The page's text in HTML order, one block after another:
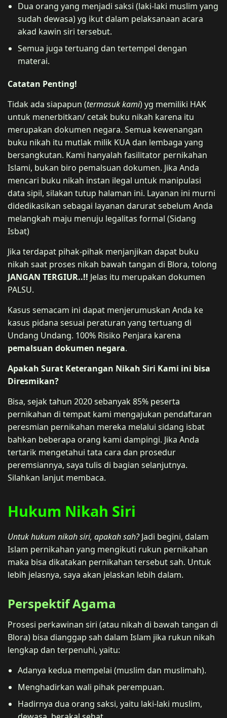
Dua orang yang menjadi saksi (laki-laki muslim yang
sudah dewasa) yg ikut dalam pelaksanaan acara
akad kawin siri tersebut.
Semua juga tertuang dan tertempel dengan
materai.
Catatan Penting!
Tidak ada siapapun (termasuk kami) yg memiliki HAK
untuk menerbitkan/ cetak buku nikah karena itu
merupakan dokumen negara. Semua kewenangan
buku nikah itu mutlak milik KUA dan lembaga yang
bersangkutan. Kami hanyalah fasilitator pernikahan
Islami, bukan biro pemalsuan dokumen. Jika Anda
mencari buku nikah instan ilegal untuk manipulasi
data sipil, silakan tutup halaman ini. Layanan ini murni
didedikasikan sebagai layanan darurat sebelum Anda
melangkah maju menuju legalitas formal (Sidang
Isbat)
Jika terdapat pihak-pihak menjanjikan dapat buku
nikah saat proses nikah bawah tangan di Blora, tolong
JANGAN TERGIUR..!! Jelas itu merupakan dokumen
PALSU.
Kasus semacam ini dapat menjerumuskan Anda ke
kasus pidana sesuai peraturan yang tertuang di
Undang Undang. 100% Risiko Penjara karena
pemalsuan dokumen negara.
Apakah Surat Keterangan Nikah Siri Kami ini bisa
Diresmikan?
Bisa, sejak tahun 2020 sebanyak 85% peserta
pernikahan di tempat kami mengajukan pendaftaran
peresmian pernikahan mereka melalui sidang isbat
bahkan beberapa orang kami dampingi. Jika Anda
tertarik mengetahui tata cara dan prosedur
peremsiannya, saya tulis di bagian selanjutnya.
Silahkan lanjut membaca.
Hukum Nikah Siri
Untuk hukum nikah siri, apakah sah?Jadi begini, dalam
Islam pernikahan yang mengikuti rukun pernikahan
maka bisa dikatakan pernikahan tersebut sah. Untuk
lebih jelasnya, saya akan jelaskan lebih dalam.
Perspektif Agama
Prosesi perkawinan siri (atau nikah di bawah tangan di
Blora) bisa dianggap sah dalam Islam jika rukun nikah
lengkap dan terpenuhi, yaitu:
Adanya kedua mempelai (muslim dan muslimah).
Menghadirkan wali pihak perempuan.
Hadirnya dua orang saksi, yaitu laki-laki muslim,